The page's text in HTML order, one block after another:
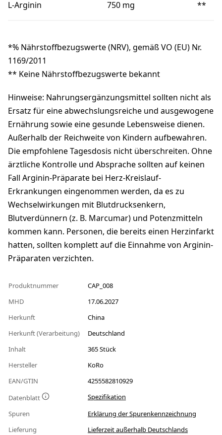
L-Arginin 750 mg **
*% Nährstoffbezugswerte (NRV), gemäß VO (EU) Nr.
1169/2011
** Keine Nährstoffbezugswerte bekannt
Hinweise: Nahrungsergänzungsmittel sollten nicht als
Ersatz für eine abwechslungsreiche und ausgewogene
Ernährung sowie eine gesunde Lebensweise dienen.
Außerhalb der Reichweite von Kindern aufbewahren.
Die empfohlene Tagesdosis nicht überschreiten. Ohne
ärztliche Kontrolle und Absprache sollten auf keinen
Fall Arginin-Präparate bei Herz-Kreislauf-
Erkrankungen eingenommen werden, da es zu
Wechselwirkungen mit Blutdrucksenkern,
Blutverdünnern (z. B. Marcumar) und Potenzmitteln
kommen kann. Personen, die bereits einen Herzinfarkt
hatten, sollten komplett auf die Einnahme von Arginin-
Präparaten verzichten.
Produktnummer
CAP_008
MHD
17.06.2027
Herkunft
China
Herkunft (Verarbeitung)
Deutschland
Inhalt
365 Stück
Hersteller
KoRo
EAN/GTIN
4255582810929
Datenblatt
Spezifikation
Spuren
Erklärung der Spurenkennzeichnung
Lieferung
Lieferzeit außerhalb Deutschlands